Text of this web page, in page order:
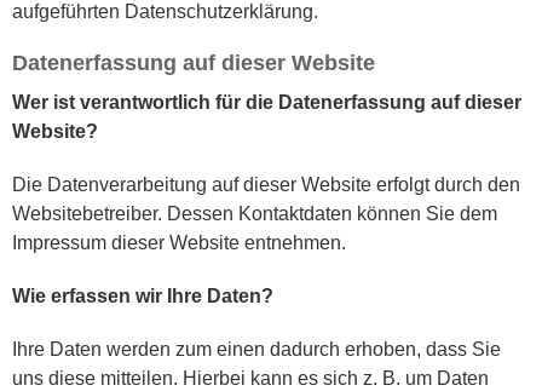
aufgeführten Datenschutzerklärung.
Datenerfassung auf dieser Website
Wer ist verantwortlich für die Datenerfassung auf dieser
Website?
Die Datenverarbeitung auf dieser Website erfolgt durch den
Websitebetreiber. Dessen Kontaktdaten können Sie dem
Impressum dieser Website entnehmen.
Wie erfassen wir Ihre Daten?
Ihre Daten werden zum einen dadurch erhoben, dass Sie
uns diese mitteilen. Hierbei kann es sich z. B. um Daten